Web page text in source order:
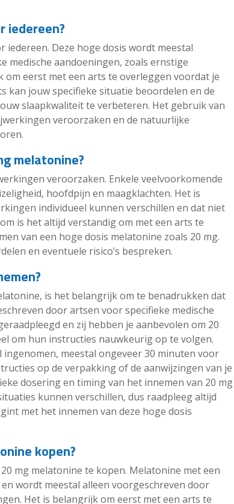
iedereen?
iedereen. Deze hoge dosis wordt meestal
medische aandoeningen, zoals ernstige
eerst met een arts te overleggen voordat je
kan jouw specifieke situatie beoordelen en de
slaapkwaliteit te verbeteren. Het gebruik van
veroorzaken en de natuurlijke
melatonine?
veroorzaken. Enkele veelvoorkomende
hoofdpijn en maagklachten. Het is
individueel kunnen verschillen en dat niet
is het altijd verstandig om met een arts te
van een hoge dosis melatonine zoals 20 mg.
en eventuele risico’s bespreken.
is het belangrijk om te benadrukken dat
door artsen voor specifieke medische
en zij hebben je aanbevolen om 20
om hun instructies nauwkeurig op te volgen.
meestal ongeveer 30 minuten voor
op de verpakking of de aanwijzingen van je
dosering en timing van het innemen van 20 mg
kunnen verschillen, dus raadpleeg altijd
met het innemen van deze hoge dosis
kopen?
mg melatonine te kopen. Melatonine met een
wordt meestal alleen voorgeschreven door
Het is belangrijk om eerst met een arts te